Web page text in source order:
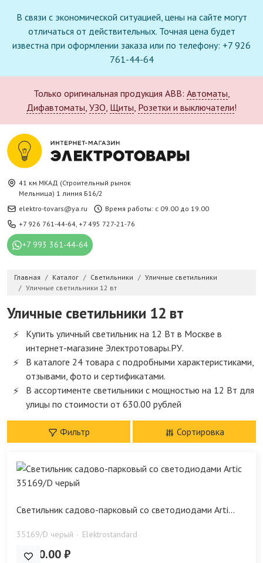
В связи с экономической ситуацией, цены на сайте могут
отличаться от действительных. Точная цена будет
известна при оформлении заказа или по телефону: +7 926
761-44-64
Только оригинальная продукция ABB: Автоматы,
Дифавтоматы, УЗО, Щиты, Розетки и выключатели!
41 км.МКАД (Строительный рынок
Мельница) 1 линия Б16/2
elektro-tovars@ya.ru
Время работы: с 09.00 до 19.00
+7 926 761-44-64, +7 495 727-21-76
+7 993 361-44-64
Главная Каталог Светильники
Уличные светильники
Уличные светильники 12 вт
Уличные светильники 12 вт
Купить уличный светильник на 12 Вт в Москве в
интернет-магазине Электротовары.РУ.
В каталоге 24 товара с подробными характеристиками,
отзывами, фото и сертификатами.
В ассортименте светильники с мощностью на 12 Вт для
улицы по стоимости от 630.00 рублей
Фильтр Сортировка
Светильник садово-парковый со светодиодами Arti...
35169/D черый Elektrostandard
2 390.00 ₽